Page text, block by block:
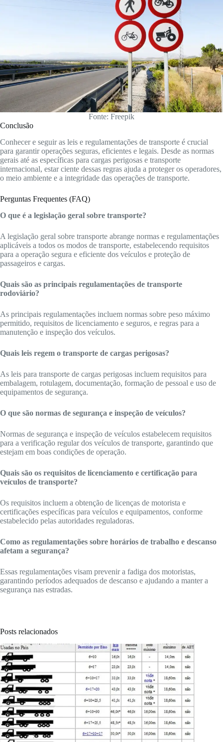
Fonte: Freepik
Conclusão
Conhecer e seguir as leis e regulamentações de transporte é crucial
para garantir operações seguras, eficientes e legais. Desde as normas
gerais até as específicas para cargas perigosas e transporte
internacional, estar ciente dessas regras ajuda a proteger os operadores,
o meio ambiente e a integridade das operações de transporte.
Perguntas Frequentes (FAQ)
O que é a legislação geral sobre transporte?
A legislação geral sobre transporte abrange normas e regulamentações
aplicáveis a todos os modos de transporte, estabelecendo requisitos
para a operação segura e eficiente dos veículos e proteção de
passageiros e cargas.
Quais são as principais regulamentações de transporte
rodoviário?
As principais regulamentações incluem normas sobre peso máximo
permitido, requisitos de licenciamento e seguros, e regras para a
manutenção e inspeção dos veículos.
Quais leis regem o transporte de cargas perigosas?
As leis para transporte de cargas perigosas incluem requisitos para
embalagem, rotulagem, documentação, formação de pessoal e uso de
equipamentos de segurança.
O que são normas de segurança e inspeção de veículos?
Normas de segurança e inspeção de veículos estabelecem requisitos
para a verificação regular dos veículos de transporte, garantindo que
estejam em boas condições de operação.
Quais são os requisitos de licenciamento e certificação para
veículos de transporte?
Os requisitos incluem a obtenção de licenças de motorista e
certificações específicas para veículos e equipamentos, conforme
estabelecido pelas autoridades reguladoras.
Como as regulamentações sobre horários de trabalho e descanso
afetam a segurança?
Essas regulamentações visam prevenir a fadiga dos motoristas,
garantindo períodos adequados de descanso e ajudando a manter a
segurança nas estradas.
Posts relacionados